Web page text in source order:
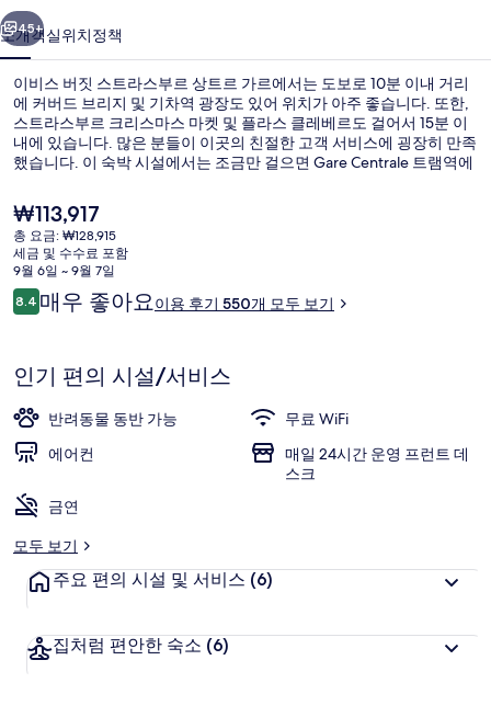
라
스
부
르
상
트
르
가
르
사
진
갤
리
다음
45+
소개객실위치정책
이비스 버짓 스트라스부르 상트르 가르에서는 도보로 10분 이내 거리
에 커버드 브리지 및 기차역 광장도 있어 위치가 아주 좋습니다. 또한,
스트라스부르 크리스마스 마켓 및 플라스 클레베르도 걸어서 15분 이
내에 있습니다. 많은 분들이 이곳의 친절한 고객 서비스에 굉장히 만족
했습니다. 이 숙박 시설에서는 조금만 걸으면 Gare Centrale 트램역에
교통편을 이용하기 편리해요.
현
재
가
격
은
₩113,917
₩113,917
총 요금: ₩128,915
세금 및 수수료 포함
9월 6일 ~ 9월 7일
이
용
기
8.410점 만점 중 8.4점.
매우 좋아요이용 후기 550개 모두 보기
인기 편의 시설/서비스
반려동물 동반 가능
무료 WiFi
에어컨
매일 24시간 운영 프런트 데
스크
금연
모두 보기
주요 편의 시설 및 서비스 (6)
집처럼 편안한 숙소 (6)